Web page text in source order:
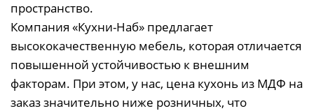
пространство.
Компания «Кухни-Наб» предлагает
высококачественную мебель, которая отличается
повышенной устойчивостью к внешним
факторам. При этом, у нас, цена кухонь из МДФ на
заказ значительно ниже розничных, что